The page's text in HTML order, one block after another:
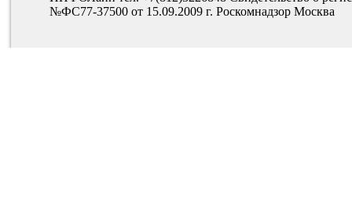
№ФС77-37500 от 15.09.2009 г. Роскомнадзор Москва